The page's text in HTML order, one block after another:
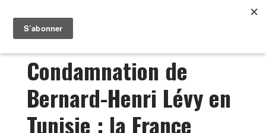
Condamnation de
Bernard-Henri Lévy en
Tunisie : la France